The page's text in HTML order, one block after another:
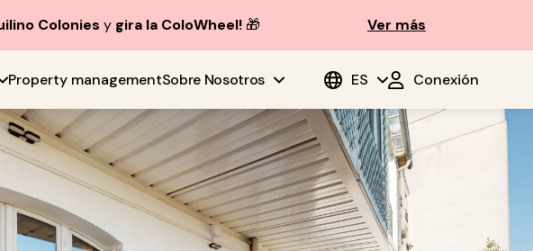
Colonies y gira la ColoWheel! 🎁 Ver más
Property managementSobre Nosotros ES Conexión